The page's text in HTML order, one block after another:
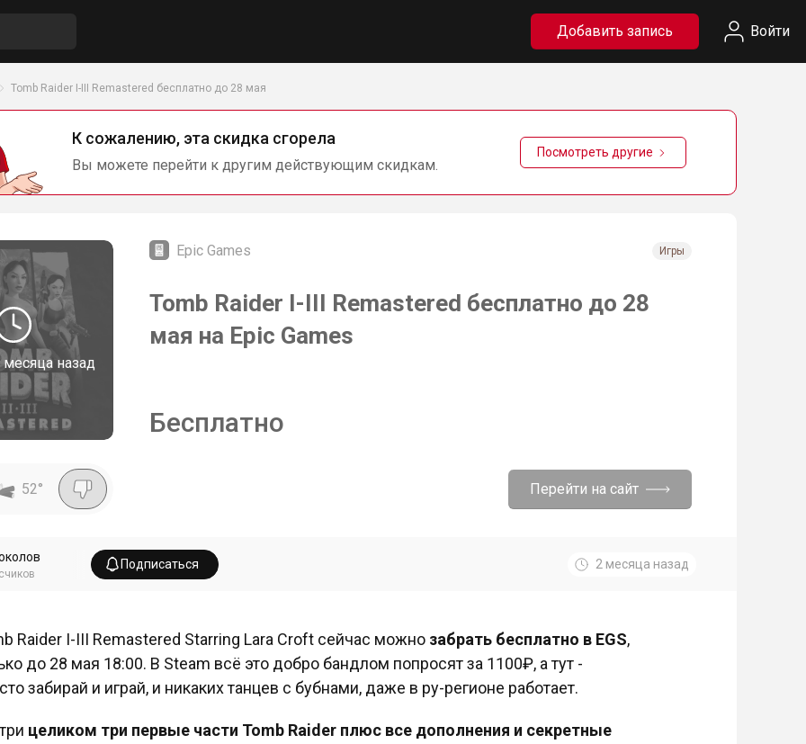
Добавить запись Войти
Tomb Raider I-III Remastered бесплатно до 28 мая
К сожалению, эта скидка сгорела
Вы можете перейти к другим действующим скидкам.
Посмотреть другие
месяца назад
Epic Games Игры
Tomb Raider I-III Remastered бесплатно до 28
мая на Epic Games
Бесплатно
52° Перейти на сайт
Подписаться 2 месяца назад
Raider I-III Remastered Starring Lara Croft сейчас можно забрать бесплатно в EGS,
до 28 мая 18:00. В Steam всё это добро бандлом попросят за 1100₽, а тут -
забирай и играй, и никаких танцев с бубнами, даже в ру-регионе работает.
целиком три первые части Tomb Raider плюс все дополнения и секретные